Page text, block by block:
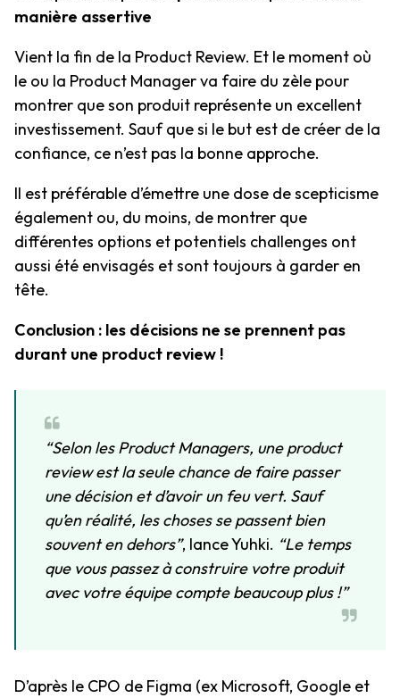
manière assertive
Vient la fin de la Product Review. Et le moment où
le ou la Product Manager va faire du zèle pour
montrer que son produit représente un excellent
investissement. Sauf que si le but est de créer de la
confiance, ce n’est pas la bonne approche.
Il est préférable d’émettre une dose de scepticisme
également ou, du moins, de montrer que
différentes options et potentiels challenges ont
aussi été envisagés et sont toujours à garder en
tête.
Conclusion : les décisions ne se prennent pas
durant une product review !
“Selon les Product Managers, une product
review est la seule chance de faire passer
une décision et d’avoir un feu vert. Sauf
qu’en réalité, les choses se passent bien
souvent en dehors”, lance Yuhki. “Le temps
que vous passez à construire votre produit
avec votre équipe compte beaucoup plus !”
D’après le CPO de Figma (ex Microsoft, Google et